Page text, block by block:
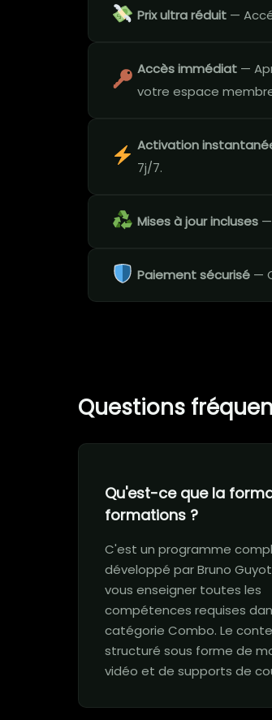
Prix ultra réduit —
Accès immédiat —
votre espace
Activation
7j/7.
Mises à jour incluses
Paiement sécurisé —
Questions
Qu'est-ce que la
formations ?
C'est un programme
développé par Bruno
vous enseigner toutes les
compétences requises
catégorie Combo. Le
structuré sous forme de
vidéo et de supports de